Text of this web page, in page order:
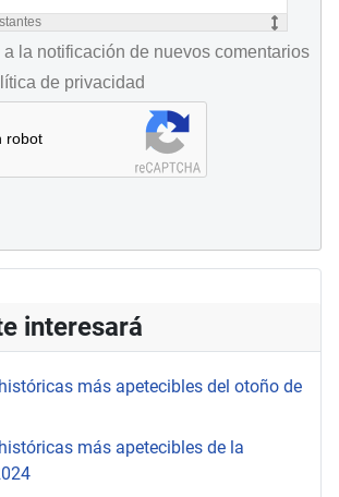
la notificación de nuevos comentarios
de privacidad
robot
interesará
más apetecibles del otoño de
más apetecibles de la